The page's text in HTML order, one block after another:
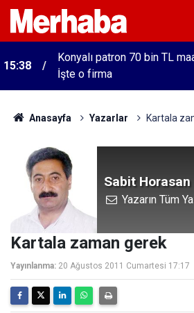
15:38
Konyalı patron 70 bin TL
İşte o firma
Anasayfa Yazarlar Kartala
Sabit Horasan
Yazarın Tüm
Kartala zaman gerek
Yayınlanma: 20 Ağustos 2011 Cumartesi 17:17